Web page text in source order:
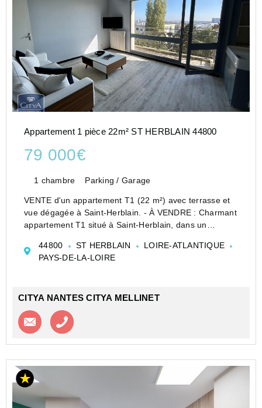
Appartement 1 pièce 22m² ST HERBLAIN 44800
79 000€
1 chambre Parking / Garage
VENTE d'un appartement T1 (22 m²) avec terrasse et
vue dégagée à Saint-Herblain. - À VENDRE : Charmant
appartement T1 situé à Saint-Herblain, dans un
au dernier étage d'un immeuble de quatre étag...
44800 ST HERBLAIN
LOIRE-ATLANTIQUE
PAYS-DE-LA-LOIRE
CITYA NANTES CITYA MELLINET
Contacter l'agence